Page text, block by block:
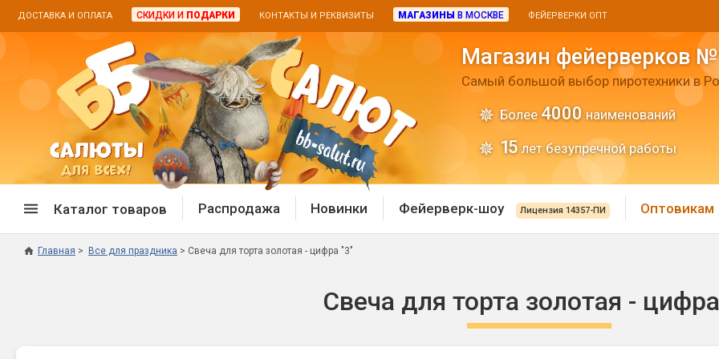
ДОСТАВКА И ОПЛАТА СКИДКИ И ПОДАРКИ КОНТАКТЫ И РЕКВИЗИТЫ МАГАЗИНЫ В МОСКВЕ ФЕЙЕРВЕРКИ ОПТ
Магазин фейерверков
Самый большой выбор пиротехники в
Более 4000 наименований
15 лет безупречной работы
Каталог товаров
Дневные батареи
Хлопушки и
Распродажа Новинки Фейерверк-шоу Лицензия 14357-ПИ Оптовикам
Главная Все для праздника Свеча для торта золотая - цифра "3"
Свеча для торта золотая -